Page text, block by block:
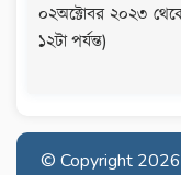
০২অক্টোবর ২০২৩
১২টা পর্যন্ত)
© Copyright